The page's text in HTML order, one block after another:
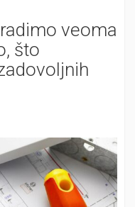
veoma
što